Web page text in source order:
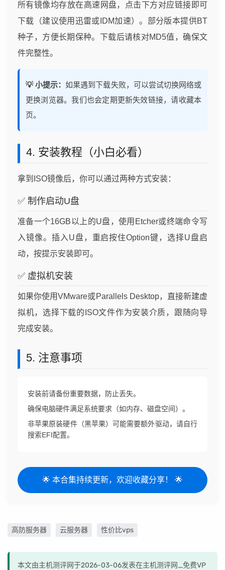
所有镜像均存放在高速网盘，点击下方对应链接即可
下载（建议使用迅雷或IDM加速）。部分版本提供BT
种子，方便长期保种。下载后请核对MD5值，确保文
件完整性。
💡 小提示：如果遇到下载失败，可以尝试切换网络或
更换浏览器。我们也会定期更新失效链接，请收藏本
页。
4. 安装教程（小白必看）
拿到ISO镜像后，你可以通过两种方式安装：
✅ 制作启动U盘
准备一个16GB以上的U盘，使用Etcher或终端命令写
入镜像。插入U盘，重启按住Option键，选择U盘启
动，按提示安装即可。
✅ 虚拟机安装
如果你使用VMware或Parallels Desktop，直接新建虚
拟机，选择下载的ISO文件作为安装介质，跟随向导
完成安装。
5. 注意事项
安装前请备份重要数据，防止丢失。
确保电脑硬件满足系统要求（如内存、磁盘空间）。
非苹果原装硬件（黑苹果）可能需要额外驱动，请自行
搜索EFI配置。
🌟 本合集持续更新，欢迎收藏分享！ 🌟
高防服务器 云服务器 性价比vps
本文由主机测评网于2026-03-06发表在主机测评网_免费VP